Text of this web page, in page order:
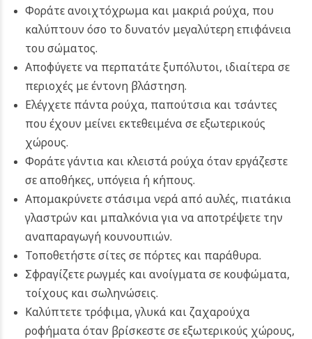
Φοράτε ανοιχτόχρωμα και μακριά ρούχα, που
καλύπτουν όσο το δυνατόν μεγαλύτερη επιφάνεια
του σώματος.
Αποφύγετε να περπατάτε ξυπόλυτοι, ιδιαίτερα σε
περιοχές με έντονη βλάστηση.
Ελέγχετε πάντα ρούχα, παπούτσια και τσάντες
που έχουν μείνει εκτεθειμένα σε εξωτερικούς
χώρους.
Φοράτε γάντια και κλειστά ρούχα όταν εργάζεστε
σε αποθήκες, υπόγεια ή κήπους.
Απομακρύνετε στάσιμα νερά από αυλές, πιατάκια
γλαστρών και μπαλκόνια για να αποτρέψετε την
αναπαραγωγή κουνουπιών.
Τοποθετήστε σίτες σε πόρτες και παράθυρα.
Σφραγίζετε ρωγμές και ανοίγματα σε κουφώματα,
τοίχους και σωληνώσεις.
Καλύπτετε τρόφιμα, γλυκά και ζαχαρούχα
ροφήματα όταν βρίσκεστε σε εξωτερικούς χώρους,